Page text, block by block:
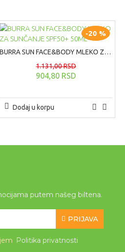
-20 %
BURRA SUN FACE&BODY MLEKO ZA SUNČANJE SPF50+ 50ML
904,80 RSD
1.131,00 RSD
Dodaj u korpu
putem našeg biltena.
PRIJAVA
Politika privatnosti